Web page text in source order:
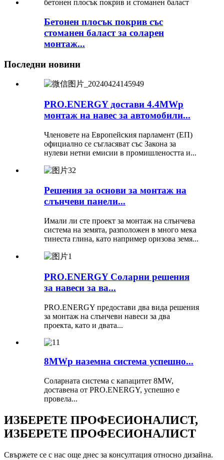
Бетонен плосък покрив със
стоманен баласт за соларен
монтаж...
Последни новини
PRO.ENERGY достави 4.4MWp
монтаж на навес за автомобили...
Членовете на Европейския парламент (ЕП)
официално се съгласяват със Закона за
нулеви нетни емисии в промишлеността и...
Решения за основи за монтаж на
слънчеви панели...
Имали ли сте проект за монтаж на слънчева
система на земята, разположен в много мека
тинеста глина, като например оризова земя...
PRO.ENERGY Соларни решения
за навеси за ва...
PRO.ENERGY предостави два вида решения
за монтаж на слънчеви навеси за два
проекта, като и двата...
8MWp наземна система успешно...
Соларната система с капацитет 8MW,
доставена от PRO.ENERGY, успешно е
провела...
ИЗБЕРЕТЕ ПРОФЕСИОНАЛИСТ,
ИЗБЕРЕТЕ ПРОФЕСИОНАЛИСТ
Свържете се с нас още днес за консултация относно дизайна.